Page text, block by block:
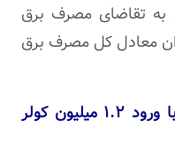
به تقاضای مصرف برق
معادل کل مصرف برق
رکوردهای مصرف جدید سالانه با ورود ۱.۲ میلیون کولر